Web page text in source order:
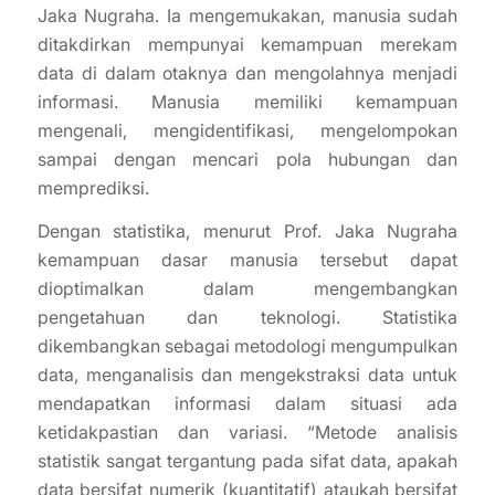
Jaka Nugraha. Ia mengemukakan, manusia sudah
ditakdirkan mempunyai kemampuan merekam
data di dalam otaknya dan mengolahnya menjadi
informasi. Manusia memiliki kemampuan
mengenali, mengidentifikasi, mengelompokan
sampai dengan mencari pola hubungan dan
memprediksi.
Dengan statistika, menurut Prof. Jaka Nugraha
kemampuan dasar manusia tersebut dapat
dioptimalkan dalam mengembangkan
pengetahuan dan teknologi. Statistika
dikembangkan sebagai metodologi mengumpulkan
data, menganalisis dan mengekstraksi data untuk
mendapatkan informasi dalam situasi ada
ketidakpastian dan variasi. “Metode analisis
statistik sangat tergantung pada sifat data, apakah
data bersifat numerik (kuantitatif) ataukah bersifat